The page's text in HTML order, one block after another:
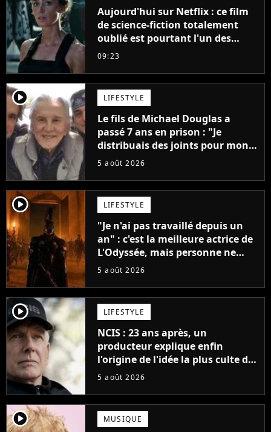
Aujourd'hui sur Netflix : ce film
de science-fiction totalement
oublié est pourtant l'un des
meilleurs des années 2010
09:23
player2 LIFESTYLE
Le fils de Michael Douglas a
passé 7 ans en prison : "Je
distribuais des joints pour mon
père"
5 août 2026
player2 LIFESTYLE
"Je n'ai pas travaillé depuis un
an" : c'est la meilleure actrice de
L'Odyssée, mais personne ne
veut lui donner de rôle au
5 août 2026
player2 LIFESTYLE
NCIS : 23 ans après, un
producteur explique enfin
l'origine de l'idée la plus culte de
la série (et on ne parle pas du
5 août 2026
player2 MUSIQUE